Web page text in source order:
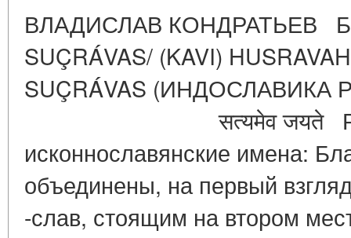
ВЛАДИСЛАВ КОНДРАТЬЕВ
SUÇRÁVAS/ (KAVI)
SUÇRÁVAS
सत्यमेव जयते
исконнославянские имена:
объединены, на первый
-слав, стоящим на втором